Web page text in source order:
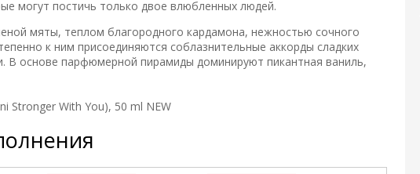
могут постичь только двое влюбленных людей.
мяты, теплом благородного кардамона, нежностью сочного
к ним присоединяются соблазнительные аккорды сладких
основе парфюмерной пирамиды доминируют пикантная ваниль,
Stronger With You), 50 ml NEW